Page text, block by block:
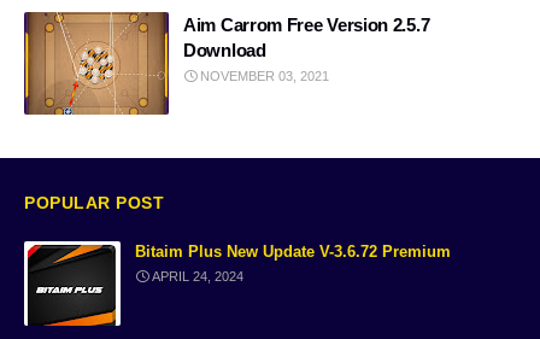
Ration Card Download Guide
Game Earning
WhatsApp Clone Game-Mod
Text to Speech Websites
Aim Carrom Free Version 2.5.7
Download
NOVEMBER 03, 2021
POPULAR POST
Bitaim Plus New Update V-3.6.72 Premium
APRIL 24, 2024